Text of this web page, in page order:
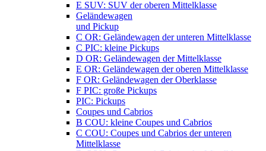
E SUV: SUV der oberen Mittelklasse
Geländewagen
und Pickup
C OR: Geländewagen der unteren Mittelklasse
C PIC: kleine Pickups
D OR: Geländewagen der Mittelklasse
E OR: Geländewagen der oberen Mittelklasse
F OR: Geländewagen der Oberklasse
F PIC: große Pickups
PIC: Pickups
Coupes und Cabrios
B COU: kleine Coupes und Cabrios
C COU: Coupes und Cabrios der unteren
Mittelklasse